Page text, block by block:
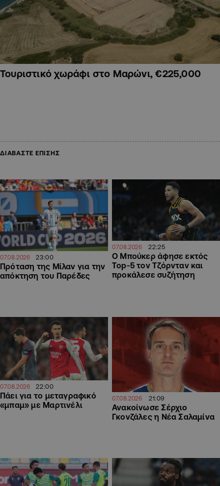
Τουριστικό χωράφι στο Μαρώνι, €225,000
ΔΙΑΒΑΣΤΕ ΕΠΙΣΗΣ
07.08.2026 23:00
Πρόταση της Μίλαν για την
απόκτηση του Παρέδες
07.08.2026 22:25
Ο Μπούκερ άφησε εκτός
Top-5 τον Τζόρνταν και
προκάλεσε συζήτηση
07.08.2026 22:00
Πάει για το μεταγραφικό
«μπαμ» με Μαρτινέλι
07.08.2026 21:09
Ανακοίνωσε Σέρχιο
Γκονζάλες η Νέα Σαλαμίνα